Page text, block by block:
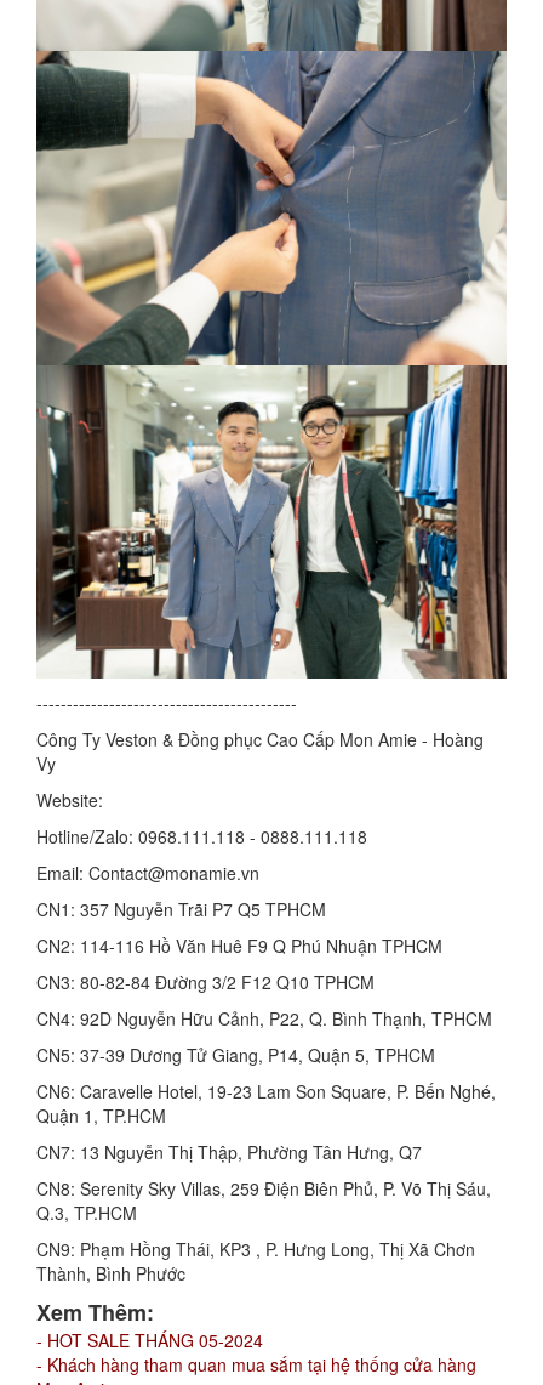
-------------------------------------------
Công Ty Veston & Đồng phục Cao Cấp Mon Amie - Hoàng
Vy
Website:
Hotline/Zalo: 0968.111.118 - 0888.111.118
Email: Contact@monamie.vn
CN1: 357 Nguyễn Trãi P7 Q5 TPHCM
CN2: 114-116 Hồ Văn Huê F9 Q Phú Nhuận TPHCM
CN3: 80-82-84 Đường 3/2 F12 Q10 TPHCM
CN4: 92D Nguyễn Hữu Cảnh, P22, Q. Bình Thạnh, TPHCM
CN5: 37-39 Dương Tử Giang, P14, Quận 5, TPHCM
CN6: Caravelle Hotel, 19-23 Lam Son Square, P. Bến Nghé,
Quận 1, TP.HCM
CN7: 13 Nguyễn Thị Thập, Phường Tân Hưng, Q7
CN8: Serenity Sky Villas, 259 Điện Biên Phủ, P. Võ Thị Sáu,
Q.3, TP.HCM
CN9: Phạm Hồng Thái, KP3 , P. Hưng Long, Thị Xã Chơn
Thành, Bình Phước
Xem Thêm:
- HOT SALE THÁNG 05-2024
- Khách hàng tham quan mua sắm tại hệ thống cửa hàng